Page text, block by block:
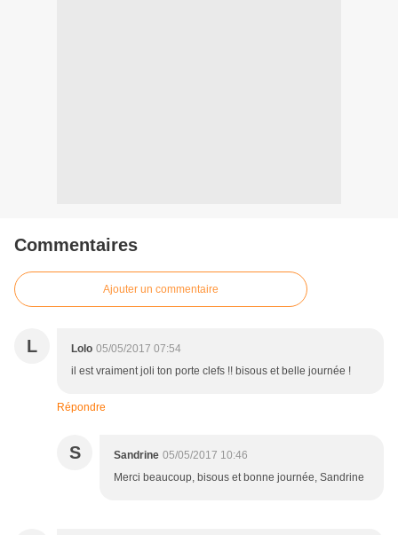
Commentaires
Ajouter un commentaire
L Lolo 05/05/2017 07:54
il est vraiment joli ton porte clefs !! bisous et belle journée !
Répondre
S Sandrine 05/05/2017 10:46
Merci beaucoup, bisous et bonne journée, Sandrine